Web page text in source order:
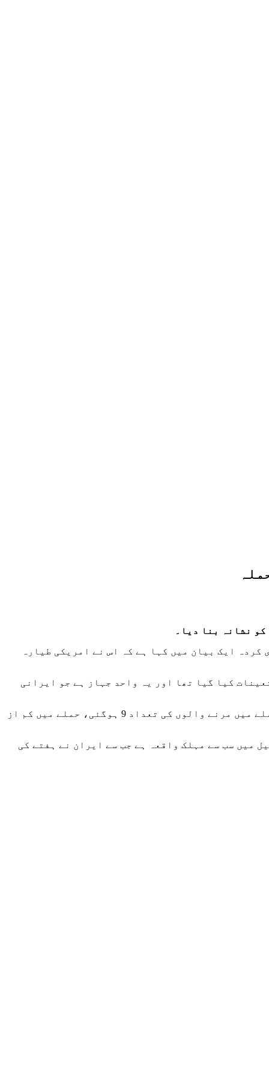
نشانہ بنا دیا۔
ایک بیان میں کہا ہے کہ اس نے امریکی طیارہ
کیا گیا تھا اور یہ واحد جہاز ہے جو ایرانی
قبل ازیں، اسرائیلی ایمرجنسی سروسز نے بتایا کہ اسرائیل کے بیت شیمش شہر میں ایرانی بیلسٹک میزائل کے حملے میں مرنے والوں کی تعداد 9 ہوگئی، حملے میں کم از
میزائل لگنے سے 9 افراد ہلاک ہوگئے۔ یہ اسرائیل میں سب سے مہلک واقعہ ہے جب سے ایران نے ہفتے کی